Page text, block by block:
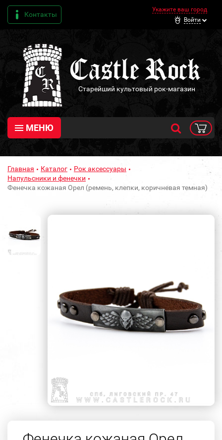
Контакты
Укажите ваш город
Войти
Старейший культовый рок-магазин
МЕНЮ
Главная Каталог
Рок аксессуары
Напульсники и фенечки
Фенечка кожаная Орел (ремень, клепки, коричневая темная)